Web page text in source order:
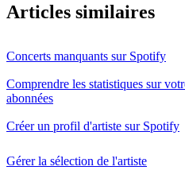
Articles similaires
Concerts manquants sur Spotify
Comprendre les statistiques sur
abonnées
Créer un profil d'artiste sur Spotify
Gérer la sélection de l'artiste